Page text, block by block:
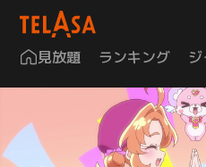
見放題 ランキング